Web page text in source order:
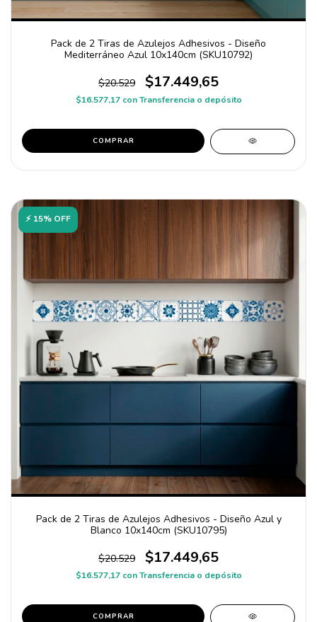
Pack de 2 Tiras de Azulejos Adhesivos - Diseño
Mediterráneo Azul 10x140cm (SKU10792)
$20.529 $17.449,65
$16.577,17 con Transferencia o depósito
COMPRAR
⚡ 15% OFF
Pack de 2 Tiras de Azulejos Adhesivos - Diseño Azul y
Blanco 10x140cm (SKU10795)
$20.529 $17.449,65
$16.577,17 con Transferencia o depósito
COMPRAR